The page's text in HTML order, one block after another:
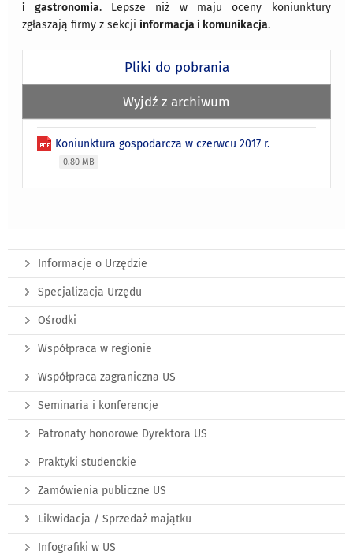
i gastronomia. Lepsze niż w maju oceny koniunktury
zgłaszają firmy z sekcjiinformacja i komunikacja.
Pliki do pobrania
Wyjdź z archiwum
Koniunktura gospodarcza w czerwcu 2017 r.
0.80 MB
Informacje o Urzędzie
Specjalizacja Urzędu
Ośrodki
Współpraca w regionie
Współpraca zagraniczna US
Seminaria i konferencje
Patronaty honorowe Dyrektora US
Praktyki studenckie
Zamówienia publiczne US
Likwidacja / Sprzedaż majątku
Infografiki w US